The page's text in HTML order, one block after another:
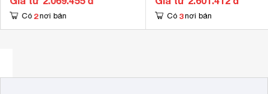
Có 2 nơi bán Có 3 nơi bán